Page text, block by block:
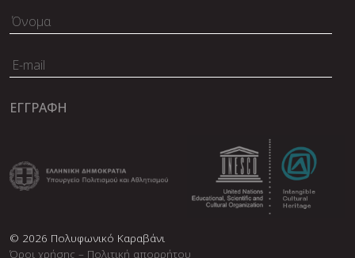
© 2026 Πολυφωνικό Καραβάνι
Όροι χρήσης – Πολιτική απορρήτου